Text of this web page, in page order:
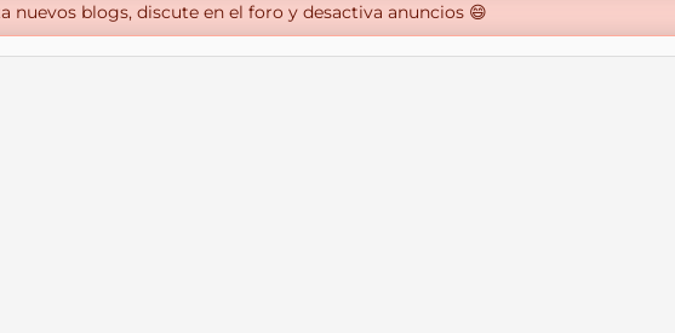
nuevos blogs, discute en el foro y desactiva anuncios 😄